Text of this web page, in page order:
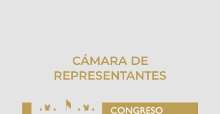
CÁMARA DE
REPRESENTANTES